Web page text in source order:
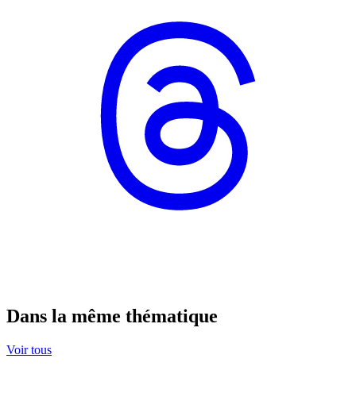
Dans la même thématique
Voir tous